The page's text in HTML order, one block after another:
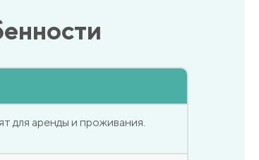
для аренды и проживания.